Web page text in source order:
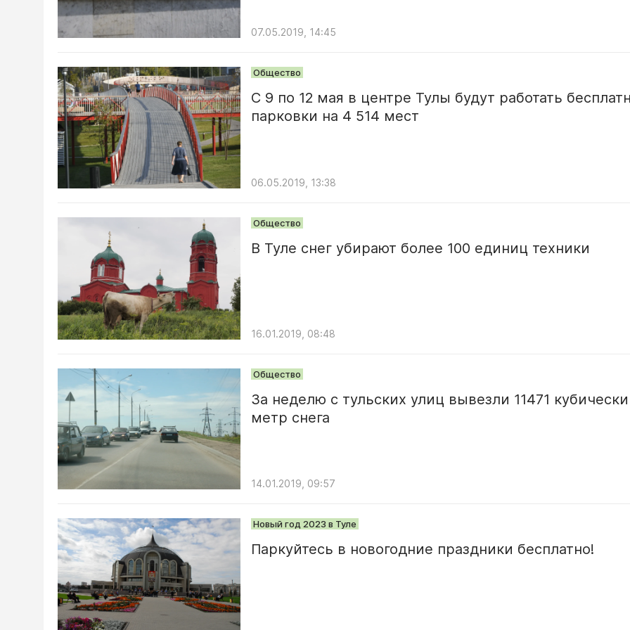
07.05.2019, 14:45
Общество
С 9 по 12 мая в центре Тулы будут работать
парковки на 4 514 мест
06.05.2019, 13:38
Общество
В Туле снег убирают более 100 единиц техники
16.01.2019, 08:48
Общество
За неделю с тульских улиц вывезли 11471
метр снега
14.01.2019, 09:57
Новый год 2023 в Туле
Паркуйтесь в новогодние праздники бесплатно!